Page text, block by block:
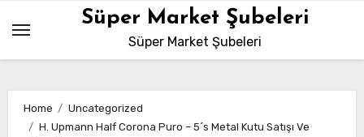
content
Süper Market Şubeleri
Süper Market Şubeleri
Home
Uncategorized
H. Upmann Half Corona Puro – 5´s Metal Kutu Satışı Ve